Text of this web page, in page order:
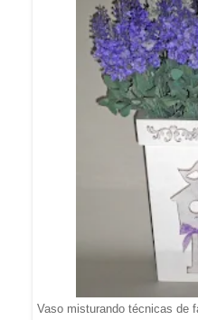
Vaso misturando técnicas de